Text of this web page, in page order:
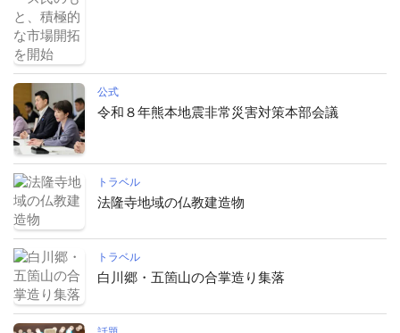
公式
令和８年熊本地震非常災害対策本部会議
トラベル
法隆寺地域の仏教建造物
トラベル
白川郷・五箇山の合掌造り集落